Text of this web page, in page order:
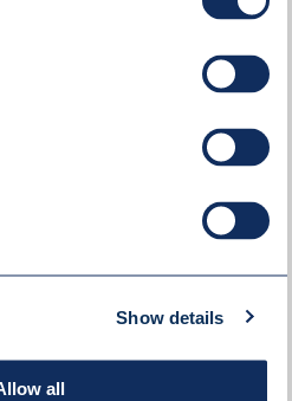
Show details
all